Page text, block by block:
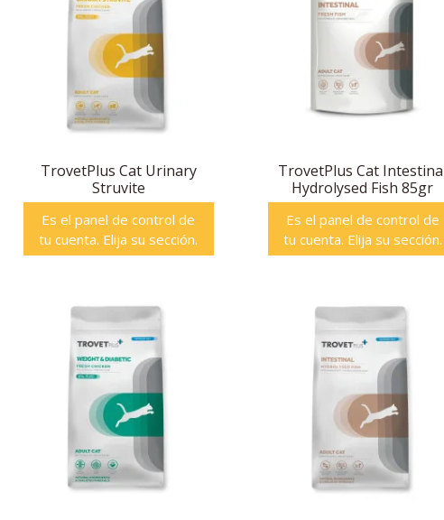
TrovetPlus Cat Urinary
Struvite
Es el panel de control de
tu cuenta. Elija su sección.
TrovetPlus Cat
Hydrolysed Fish 85gr
Es el panel de control de
tu cuenta. Elija su sección.